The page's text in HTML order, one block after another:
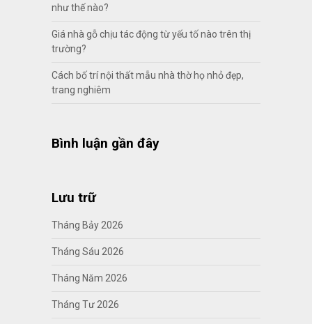
như thế nào?
Giá nhà gỗ chịu tác động từ yếu tố nào trên thị
trường?
Cách bố trí nội thất mẫu nhà thờ họ nhỏ đẹp,
trang nghiêm
Bình luận gần đây
Lưu trữ
Tháng Bảy 2026
Tháng Sáu 2026
Tháng Năm 2026
Tháng Tư 2026